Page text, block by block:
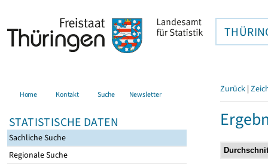
Home Kontakt Suche Newsletter
STATISTISCHE DATEN
Sachliche Suche
Regionale Suche
Zurück |